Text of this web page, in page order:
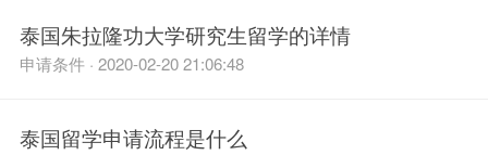
泰国朱拉隆功大学研究生留学的详情
申请条件 · 2020-02-20 21:06:48
泰国留学申请流程是什么